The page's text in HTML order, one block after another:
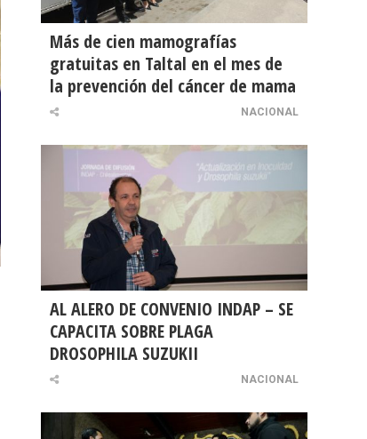
Más de cien mamografías
gratuitas en Taltal en el mes de
la prevención del cáncer de mama
NACIONAL
AL ALERO DE CONVENIO INDAP – SE
CAPACITA SOBRE PLAGA
DROSOPHILA SUZUKII
NACIONAL